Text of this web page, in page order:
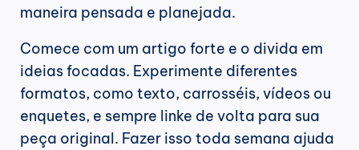
maneira pensada e planejada.
Comece com um artigo forte e o divida em
ideias focadas. Experimente diferentes
formatos, como texto, carrosséis, vídeos ou
enquetes, e sempre linke de volta para sua
peça original. Fazer isso toda semana ajuda